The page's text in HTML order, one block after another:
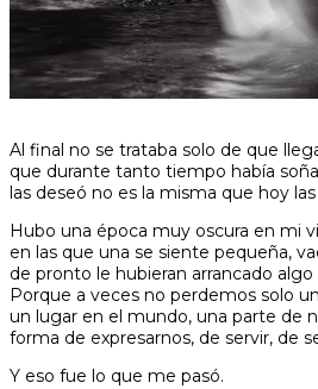
Al final no se trataba solo de que
que durante tanto tiempo había
las deseó no es la misma que hoy
Hubo una época muy oscura en mi
en las que una se siente pequeña,
de pronto le hubieran arrancado
Porque a veces no perdemos solo
un lugar en el mundo, una parte de
forma de expresarnos, de servir, de
Y eso fue lo que me pasó.